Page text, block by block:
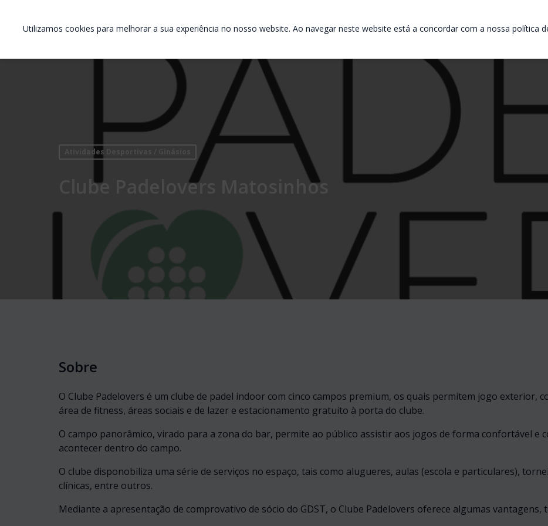
Utilizamos cookies para melhorar a sua experiência no nosso website. Ao navegar neste website está a concordar com a nossa política
Atividades Desportivas / Ginásios
Clube Padelovers Matosinhos
Sobre
O Clube Padelovers é um clube de padel indoor com cinco campos premium, os quais permitem jogo exterior,
área de fitness, áreas sociais e de lazer e estacionamento gratuito à porta do clube.
O campo panorâmico, virado para a zona do bar, permite ao público assistir aos jogos de forma confortável e
acontecer dentro do campo.
O clube disponobiliza uma série de serviços no espaço, tais como alugueres, aulas (escola e particulares),
clínicas, entre outros.
Mediante a apresentação de comprovativo de sócio do GDST, o Clube Padelovers oferece algumas vantagens,